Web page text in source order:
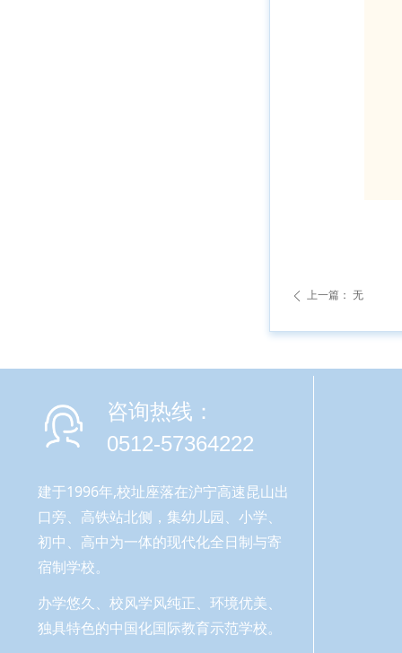
ꄴ 上一篇： 无
咨询热线：
0512-57364222
建于1996年,校址座落在沪宁高速昆山出
口旁、高铁站北侧，集幼儿园、小学、
初中、高中为一体的现代化全日制与寄
宿制学校。
办学悠久、校风学风纯正、环境优美、
独具特色的中国化国际教育示范学校。